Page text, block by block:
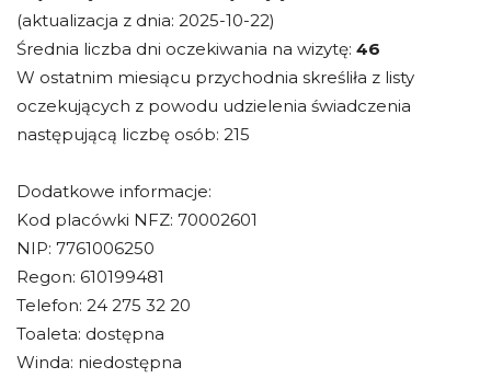
(aktualizacja z dnia: 2025-10-22)
Średnia liczba dni oczekiwania na wizytę: 46
W ostatnim miesiącu przychodnia skreśliła z listy
oczekujących z powodu udzielenia świadczenia
następującą liczbę osób: 215
Dodatkowe informacje:
Kod placówki NFZ: 70002601
NIP: 7761006250
Regon: 610199481
Telefon: 24 275 32 20
Toaleta: dostępna
Winda: niedostępna